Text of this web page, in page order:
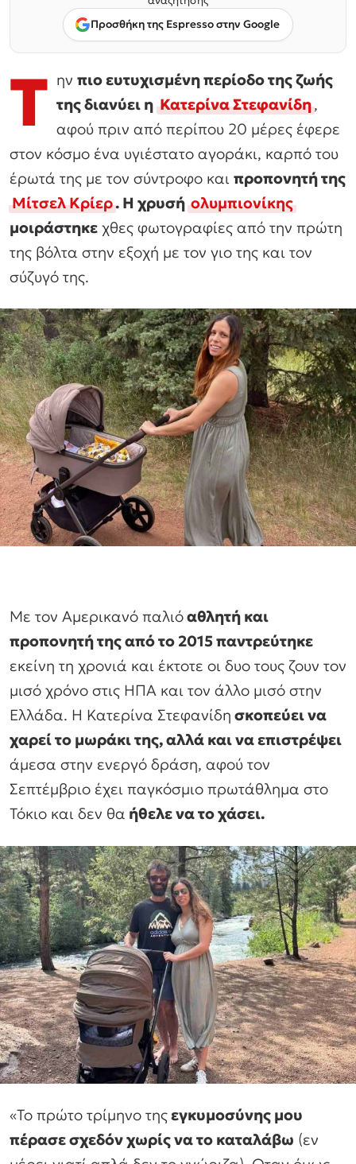
Προσθήκη της Espresso στην Google
Τ ην πιο ευτυχισμένη περίοδο της ζωής
της διανύει η Κατερίνα Στεφανίδη,
αφού πριν από περίπου 20 μέρες έφερε
στον κόσμο ένα υγιέστατο αγοράκι, καρπό του
έρωτά της με τον σύντροφο και προπονητή της
Μίτσελ Κρίερ. Η χρυσήολυμπιονίκης
μοιράστηκε χθες φωτογραφίες από την πρώτη
της βόλτα στην εξοχή με τον γιο της και τον
σύζυγό της.
Με τον Αμερικανό παλιόαθλητή και
προπονητή της από το 2015 παντρεύτηκε
εκείνη τη χρονιά και έκτοτε οι δυο τους ζουν τον
μισό χρόνο στις ΗΠΑ και τον άλλο μισό στην
Ελλάδα. Η Κατερίνα Στεφανίδη σκοπεύει να
χαρεί το μωράκι της, αλλά και να επιστρέψει
άμεσα στην ενεργό δράση, αφού τον
Σεπτέμβριο έχει παγκόσμιο πρωτάθλημα στο
Τόκιο και δεν θα ήθελε να το χάσει.
«Το πρώτο τρίμηνο τηςεγκυμοσύνης μου
πέρασε σχεδόν χωρίς να το καταλάβω (εν